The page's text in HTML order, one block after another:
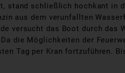
stand schließlich hochkant in
aus dem verunfallten
versucht das Boot durch das
die Möglichkeiten der
Tag per Kran fortzuführen.